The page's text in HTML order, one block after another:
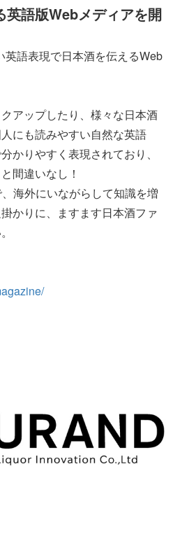
英語版Webメディアを開
英語表現で日本酒を伝えるWeb
アップしたり、様々な日本酒
にも読みやすい自然な英語
かりやすく表現されており、
間違いなし！
海外にいながらして知識を増
かりに、ますます日本酒ファ